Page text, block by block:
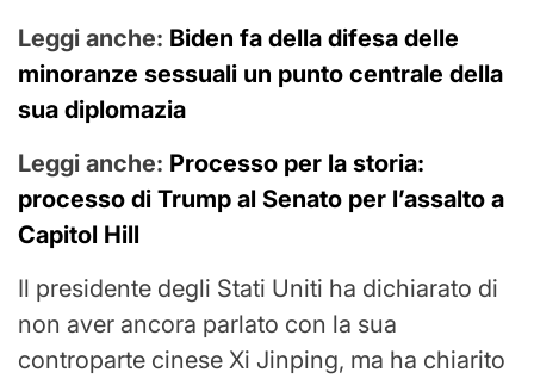
Leggi anche: Biden fa della difesa delle
minoranze sessuali un punto centrale della
sua diplomazia
Leggi anche: Processo per la storia:
processo di Trump al Senato per l’assalto a
Capitol Hill
Il presidente degli Stati Uniti ha dichiarato di
non aver ancora parlato con la sua
controparte cinese Xi Jinping, ma ha chiarito